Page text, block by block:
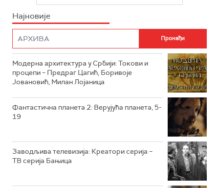
РТС ЖИВОТ
РТС КОЛО
ИНФО
Најновије
Модерна архитектура у Србији: Токови и
процепи – Предраг Цагић, Боривоје
Јовановић, Милан Лојаница
Фантастична планета 2: Верујућа планета, 5-
19
Заводљива телевизија: Креатори серија –
ТВ серија Бањица